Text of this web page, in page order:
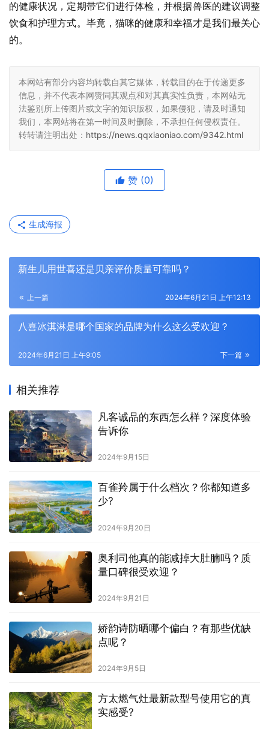
的健康状况，定期带它们进行体检，并根据兽医的建议调整
饮食和护理方式。毕竟，猫咪的健康和幸福才是我们最关心
的。
本网站有部分内容均转载自其它媒体，转载目的在于传递更多
信息，并不代表本网赞同其观点和对其真实性负责，本网站无
法鉴别所上传图片或文字的知识版权，如果侵犯，请及时通知
我们，本网站将在第一时间及时删除，不承担任何侵权责任。
转转请注明出处： https://news.qqxiaoniao.com/9342.html
赞 (0)
生成海报
新生儿用世喜还是贝亲评价质量可靠吗？
上一篇 2024年6月21日 上午12:13
八喜冰淇淋是哪个国家的品牌为什么这么受欢迎？
下一篇
2024年6月21日 上午9:05
相关推荐
凡客诚品的东西怎么样？深度体验
告诉你
2024年9月15日
百雀羚属于什么档次？你都知道多
少?
2024年9月20日
奥利司他真的能减掉大肚腩吗？质
量口碑很受欢迎？
2024年9月21日
娇韵诗防晒哪个偏白？有那些优缺
点呢？
2024年9月5日
方太燃气灶最新款型号使用它的真
实感受?